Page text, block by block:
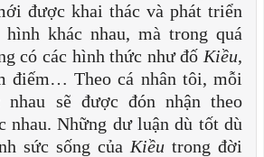
được khai thác và phát triển
khác nhau, mà trong quá
có các hình thức như đố Kiều,
điếm… Theo cá nhân tôi, mỗi
sẽ được đón nhận theo
nhau. Những dư luận dù tốt dù
sức sống của Kiều trong đời